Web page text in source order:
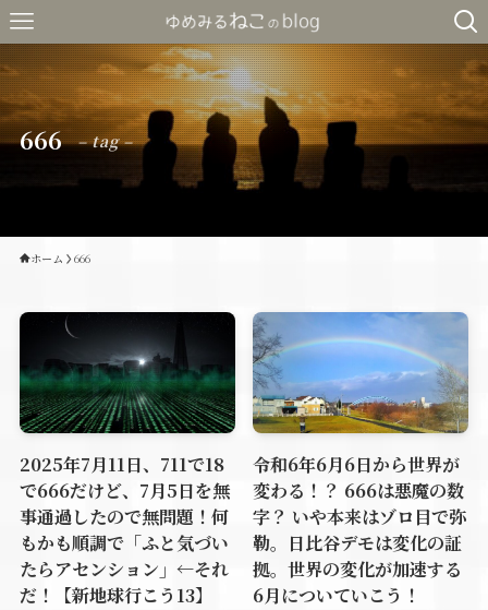
666 – tag –
ホーム 666
2025年7月11日、711で18
で666だけど、7月5日を無
事通過したので無問題！何
もかも順調で「ふと気づい
たらアセンション」←それ
だ！【新地球行こう13】
令和6年6月6日から世界が
変わる！？ 666は悪魔の数
字？ いや本来はゾロ目で弥
勒。日比谷デモは変化の証
拠。世界の変化が加速する
6月についていこう！